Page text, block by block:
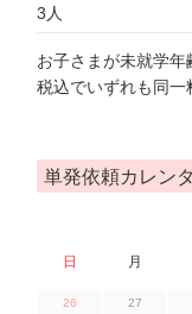
3人
お子さまが未就学
税込でいずれも同一
単発依頼カレン
日 月
26 27